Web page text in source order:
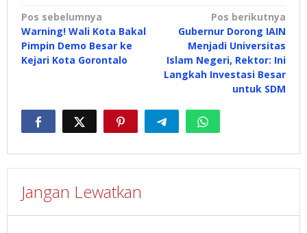
Navigasi
pos
Pos sebelumnya
Warning! Wali Kota Bakal
Pimpin Demo Besar ke
Kejari Kota Gorontalo
Pos berikutnya
Gubernur Dorong IAIN
Menjadi Universitas
Islam Negeri, Rektor: Ini
Langkah Investasi Besar
untuk SDM
Jangan Lewatkan